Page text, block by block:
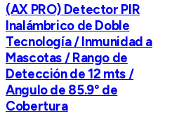
(AX PRO) Detector PIR
Inalámbrico de Doble
Tecnología / Inmunidad a
Mascotas / Rango de
Detección de 12 mts /
Angulo de 85.9° de
Cobertura